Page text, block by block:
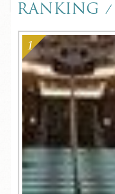
RANKING /